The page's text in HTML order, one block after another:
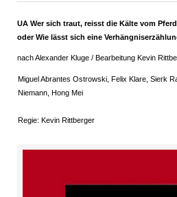
UA Wer sich traut, reisst die Kälte vom Pferd
oder Wie lässt sich eine
nach Alexander Kluge / Bearbeitung Kevin
Miguel Abrantes Ostrowski, Felix Klare, Sierk
Niemann, Hong Mei
Regie: Kevin Rittberger